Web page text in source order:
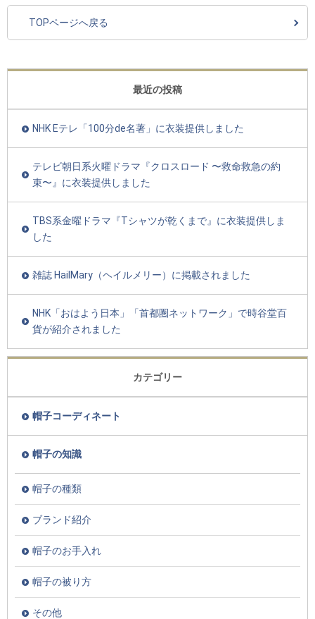
TOPページへ戻る
最近の投稿
NHK Eテレ「100分de名著」に衣装提供しました
テレビ朝日系火曜ドラマ『クロスロード 〜救命救急の約
束〜』に衣装提供しました
TBS系金曜ドラマ『Tシャツが乾くまで』に衣装提供しま
した
雑誌 HailMary（ヘイルメリー）に掲載されました
NHK「おはよう日本」「首都圏ネットワーク」で時谷堂百
貨が紹介されました
カテゴリー
帽子コーディネート
帽子の知識
帽子の種類
ブランド紹介
帽子のお手入れ
帽子の被り方
その他